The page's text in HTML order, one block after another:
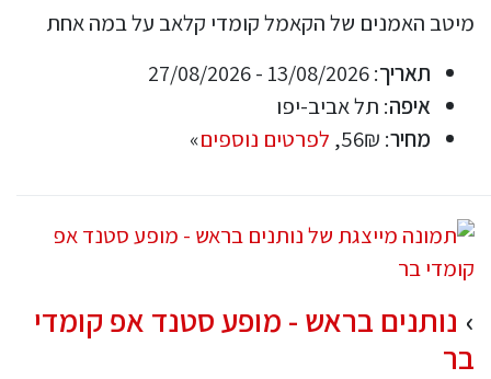
מיטב האמנים של הקאמל קומדי קלאב על במה אחת
תאריך: 13/08/2026 - 27/08/2026
איפה: תל אביב-יפו
מחיר: 56₪, לפרטים נוספים»
נותנים בראש - מופע סטנד אפ קומדי
בר